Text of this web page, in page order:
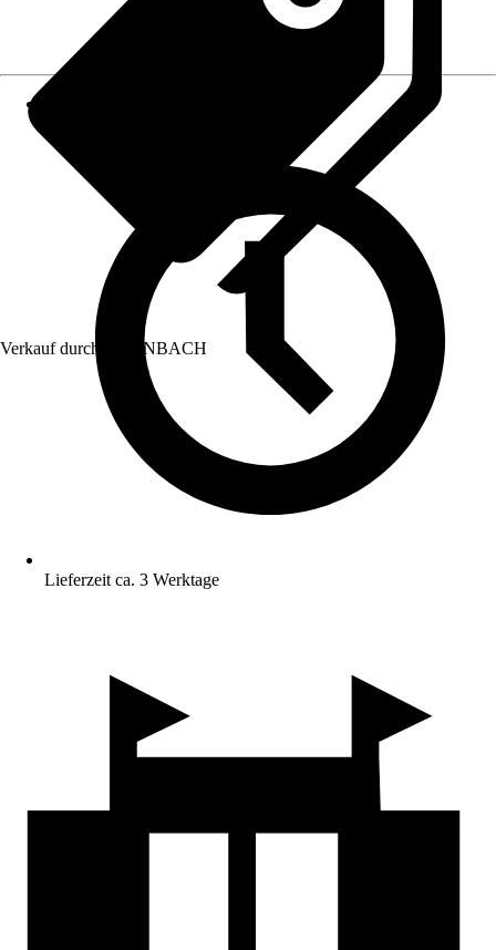
Verkauf durch: HORNBACH
Lieferzeit ca. 3 Werktage